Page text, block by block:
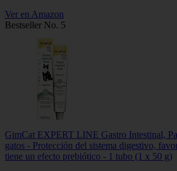
Ver en Amazon
Bestseller No. 5
GimCat EXPERT LINE Gastro Intestinal,
gatos - Protección del sistema digestivo,
tiene un efecto prebiótico - 1 tubo (1 x 50 g)